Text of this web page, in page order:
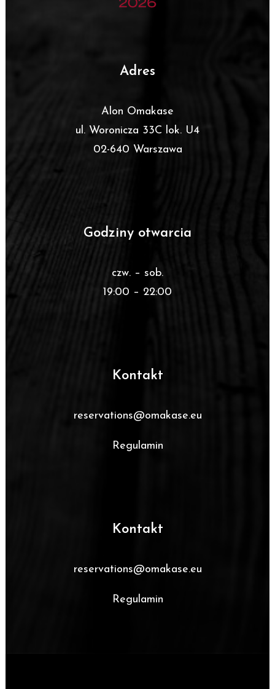
Adres
Alon Omakase
ul. Woronicza 33C lok. U4
02-640 Warszawa
Godziny otwarcia
czw. – sob.
19:00 – 22:00
Kontakt
reservations@omakase.eu
Regulamin
Kontakt
reservations@omakase.eu
Regulamin